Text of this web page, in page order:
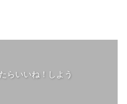
らいいね！しよう